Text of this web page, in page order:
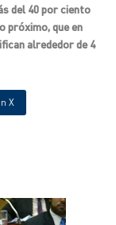
del 40 por ciento
próximo, que en
alrededor de 4
X